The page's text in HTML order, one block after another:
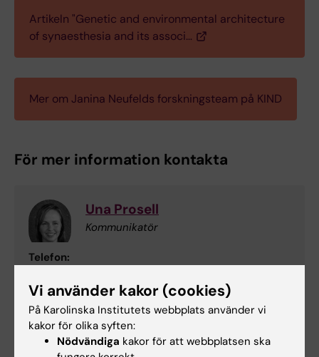
Artikeln "Genetic and environmental architecture
of synaesthesia and its associ…
Mer om Janina Neufelds forskningsteam på KIND
För mer information kontakta
Una Prosell
Kommunikatör
Telefon:
E-post:
una.prosell@ki.se
Vi använder kakor (cookies)
På Karolinska Institutets webbplats använder vi
kakor för olika syften:
Nödvändiga kakor för att webbplatsen ska